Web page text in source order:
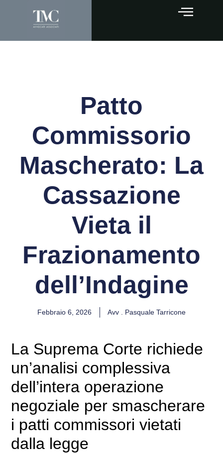
Patto
Commissorio
Mascherato: La
Cassazione
Vieta il
Frazionamento
dell’Indagine
Febbraio 6, 2026 Avv . Pasquale Tarricone
La Suprema Corte richiede
un’analisi complessiva
dell’intera operazione
negoziale per smascherare
i patti commissori vietati
dalla legge